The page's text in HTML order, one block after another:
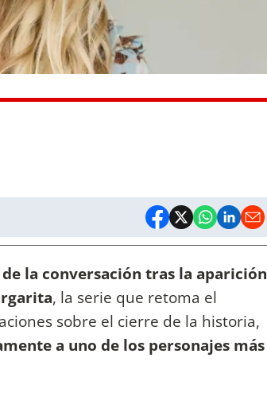
la conversación tras la aparición
, la serie que retoma el
sobre el cierre de la historia,
a uno de los personajes más